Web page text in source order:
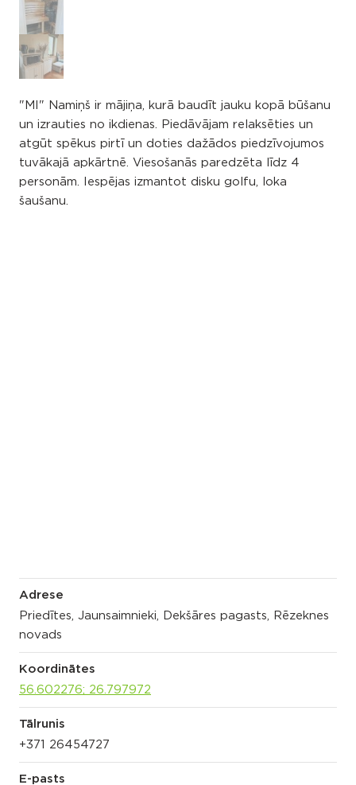
"MI" Namiņš ir mājiņa, kurā baudīt jauku kopā būšanu
un izrauties no ikdienas. Piedāvājam relaksēties un
atgūt spēkus pirtī un doties dažādos piedzīvojumos
tuvākajā apkārtnē. Viesošanās paredzēta līdz 4
personām. Iespējas izmantot disku golfu, loka
šaušanu.
Adrese
Priedītes, Jaunsaimnieki, Dekšāres pagasts, Rēzeknes
novads
Koordinātes
56.602276; 26.797972
Tālrunis
+371 26454727
E-pasts